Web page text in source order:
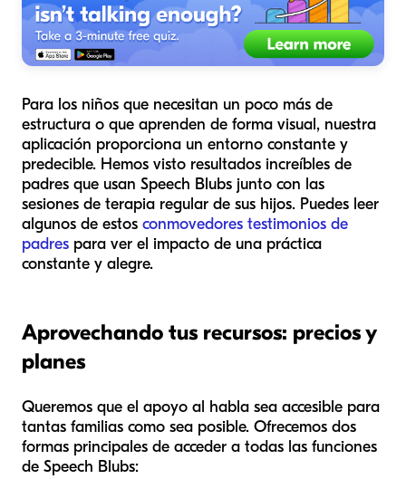
Para los niños que necesitan un poco más de
estructura o que aprenden de forma visual, nuestra
aplicación proporciona un entorno constante y
predecible. Hemos visto resultados increíbles de
padres que usan Speech Blubs junto con las
sesiones de terapia regular de sus hijos. Puedes leer
algunos de estos conmovedores testimonios de
padres para ver el impacto de una práctica
constante y alegre.
Aprovechando tus recursos: precios y
planes
Queremos que el apoyo al habla sea accesible para
tantas familias como sea posible. Ofrecemos dos
formas principales de acceder a todas las funciones
de Speech Blubs: